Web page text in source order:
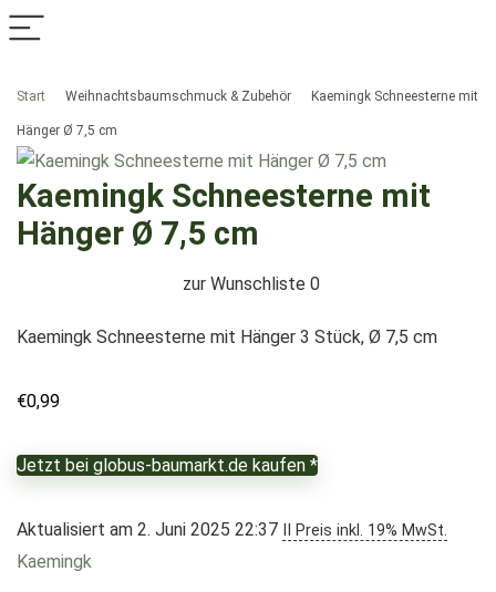
Start Weihnachtsbaumschmuck & Zubehör Kaemingk Schneesterne mit
Hänger Ø 7,5 cm
Kaemingk Schneesterne mit
Hänger Ø 7,5 cm
zur Wunschliste 0
Kaemingk Schneesterne mit Hänger 3 Stück, Ø 7,5 cm
€0,99
Jetzt bei globus-baumarkt.de kaufen *
Aktualisiert am 2. Juni 2025 22:37 II Preis inkl. 19% MwSt.
Kaemingk